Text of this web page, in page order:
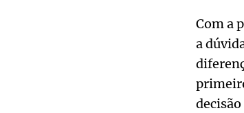
Com a
a